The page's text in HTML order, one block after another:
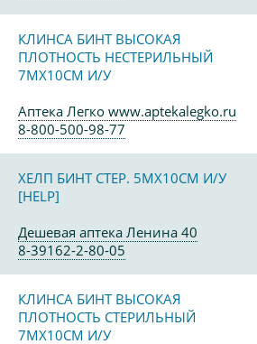
КЛИНСА БИНТ ВЫСОКАЯ
ПЛОТНОСТЬ НЕСТЕРИЛЬНЫЙ
7МХ10СМ И/У
Аптека Легко www.aptekalegko.ru
8-800-500-98-77
ХЕЛП БИНТ СТЕР. 5МХ10СМ И/У
[HELP]
Дешевая аптека Ленина 40
8-39162-2-80-05
КЛИНСА БИНТ ВЫСОКАЯ
ПЛОТНОСТЬ СТЕРИЛЬНЫЙ
7МХ10СМ И/У